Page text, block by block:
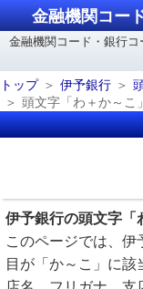
金融機関コー
金融機関コード・銀行
トップ
伊予銀行
頭文字「わ＋か～こ
伊予銀行の頭文字「
このページでは、
目が「か～こ」に